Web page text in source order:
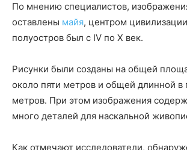
По мнению специалистов,
оставлены майя, центром
полуостров был с IV по X век.
Рисунки были созданы на общей
около пяти метров и общей длинной в
метров. При этом изображения
много деталей для наскальной
Как отмечают исследователи,